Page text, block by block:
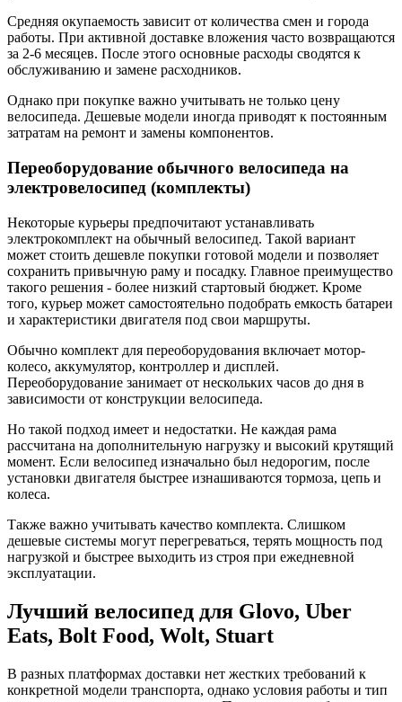
Средняя окупаемость зависит от количества смен и города
работы. При активной доставке вложения часто возвращаются
за 2-6 месяцев. После этого основные расходы сводятся к
обслуживанию и замене расходников.
Однако при покупке важно учитывать не только цену
велосипеда. Дешевые модели иногда приводят к постоянным
затратам на ремонт и замены компонентов.
Переоборудование обычного велосипеда на
электровелосипед (комплекты)
Некоторые курьеры предпочитают устанавливать
электрокомплект на обычный велосипед. Такой вариант
может стоить дешевле покупки готовой модели и позволяет
сохранить привычную раму и посадку. Главное преимущество
такого решения - более низкий стартовый бюджет. Кроме
того, курьер может самостоятельно подобрать емкость батареи
и характеристики двигателя под свои маршруты.
Обычно комплект для переоборудования включает мотор-
колесо, аккумулятор, контроллер и дисплей.
Переоборудование занимает от нескольких часов до дня в
зависимости от конструкции велосипеда.
Но такой подход имеет и недостатки. Не каждая рама
рассчитана на дополнительную нагрузку и высокий крутящий
момент. Если велосипед изначально был недорогим, после
установки двигателя быстрее изнашиваются тормоза, цепь и
колеса.
Также важно учитывать качество комплекта. Слишком
дешевые системы могут перегреваться, терять мощность под
нагрузкой и быстрее выходить из строя при ежедневной
эксплуатации.
Лучший велосипед для Glovo, Uber
Eats, Bolt Food, Wolt, Stuart
В разных платформах доставки нет жестких требований к
конкретной модели транспорта, однако условия работы и тип